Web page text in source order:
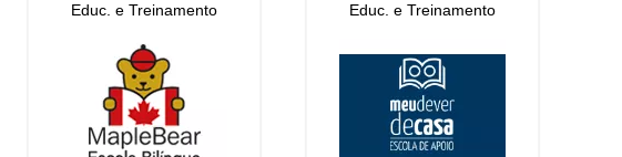
Educ. e Treinamento Educ. e Treinamento